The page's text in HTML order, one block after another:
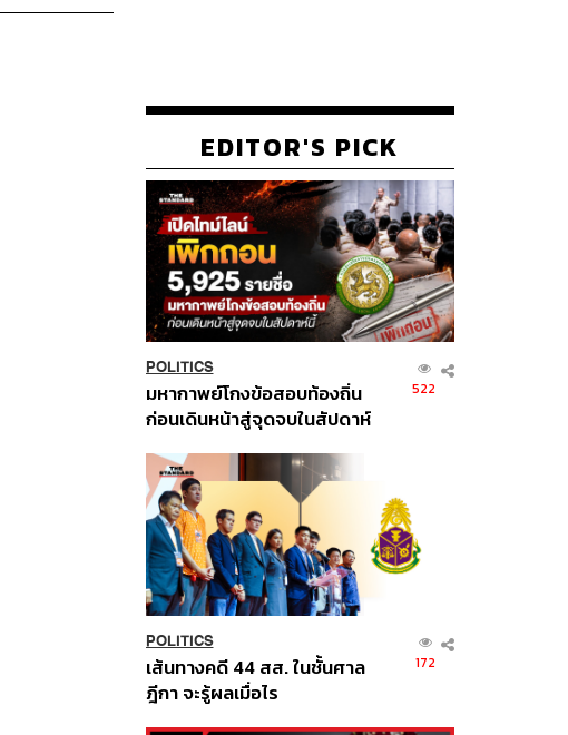
EDITOR'S PICK
POLITICS
มหากาพย์โกงข้อสอบท้องถิ่น
ก่อนเดินหน้าสู่จุดจบในสัปดาห์
522
POLITICS
เส้นทางคดี 44 สส. ในชั้นศาล
ฎีกา จะรู้ผลเมื่อไร
172